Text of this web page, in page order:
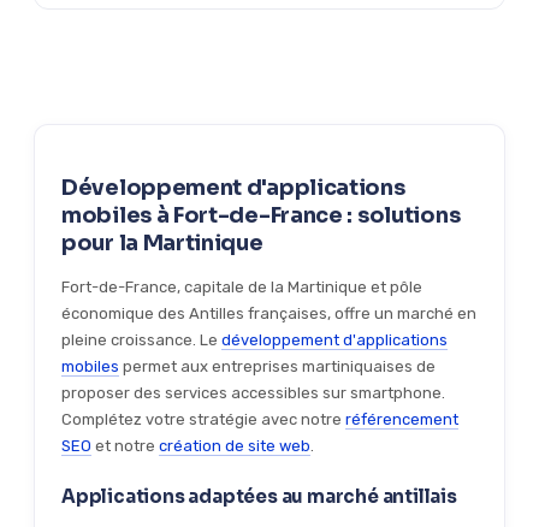
Développement d'applications
mobiles à Fort-de-France : solutions
pour la Martinique
Fort-de-France, capitale de la Martinique et pôle
économique des Antilles françaises, offre un marché en
pleine croissance. Le développement d'applications
mobiles permet aux entreprises martiniquaises de
proposer des services accessibles sur smartphone.
Complétez votre stratégie avec notre référencement
SEO et notre création de site web.
Applications adaptées au marché antillais